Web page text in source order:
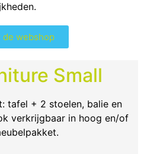
de webshop
Small
tafel + 2 stoelen, balie en
verkrijgbaar in hoog en/of